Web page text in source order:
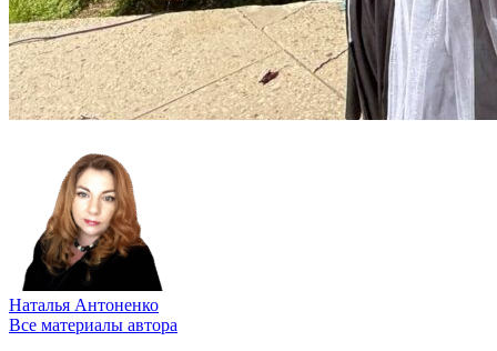
Наталья Антоненко
Все материалы автора